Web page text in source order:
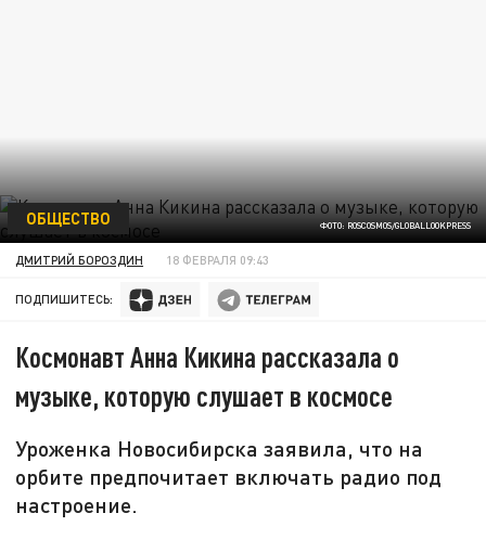
ФОТО: ROSCOSMOS/GLOBALLOOKPRESS
ОБЩЕСТВО
ДМИТРИЙ БОРОЗДИН 18 ФЕВРАЛЯ 09:43
ПОДПИШИТЕСЬ:
Космонавт Анна Кикина рассказала о
музыке, которую слушает в космосе
Уроженка Новосибирска заявила, что на
орбите предпочитает включать радио под
настроение.